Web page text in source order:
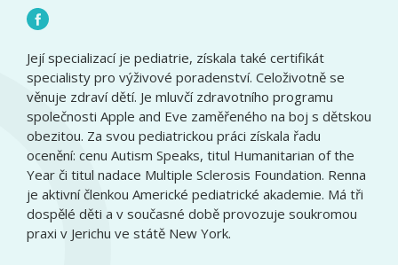
Její specializací je pediatrie, získala také certifikát
specialisty pro výživové poradenství. Celoživotně se
věnuje zdraví dětí. Je mluvčí zdravotního programu
společnosti Apple and Eve zaměřeného na boj s dětskou
obezitou. Za svou pediatrickou práci získala řadu
ocenění: cenu Autism Speaks, titul Humanitarian of the
Year či titul nadace Multiple Sclerosis Foundation. Renna
je aktivní členkou Americké pediatrické akademie. Má tři
dospělé děti a v současné době provozuje soukromou
praxi v Jerichu ve státě New York.